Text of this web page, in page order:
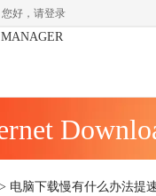
您好， 请登录
> 电脑下载慢有什么办法提